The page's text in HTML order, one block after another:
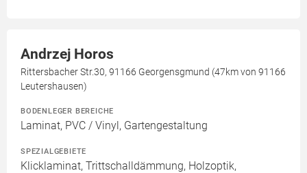
Andrzej Horos
Rittersbacher Str.30, 91166 Georgensgmund (47km von 91166
Leutershausen)
BODENLEGER BEREICHE
Laminat, PVC / Vinyl, Gartengestaltung
SPEZIALGEBIETE
Klicklaminat, Trittschalldämmung, Holzoptik,